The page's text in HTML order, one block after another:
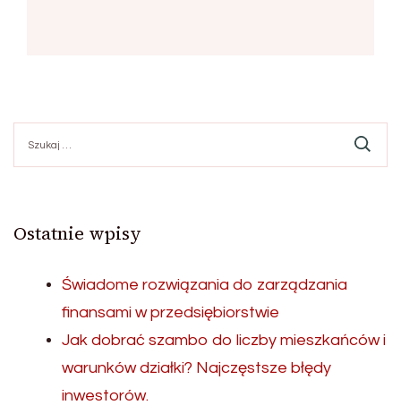
Ostatnie wpisy
Świadome rozwiązania do zarządzania
finansami w przedsiębiorstwie
Jak dobrać szambo do liczby mieszkańców i
warunków działki? Najczęstsze błędy
inwestorów.